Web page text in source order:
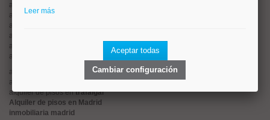
alquiler de pisos en
alquiler de pisos en
alquiler de pisos en
alquiler de pisos en
alquiler de pisos en
alquiler de pisos en
alquiler de pisos en
malasaña
alquiler de pisos en
estrella
alquiler de pisos entrafalgar
Alquiler de pisos en Madrid
inmobiliaria madrid
Leer más
Aceptar todas
Cambiar configuración